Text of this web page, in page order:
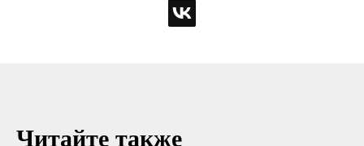
Читайте также